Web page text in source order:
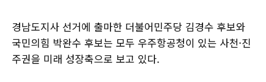
경남도지사 선거에 출마한 더불어민주당 김경수 후보와
국민의힘 박완수 후보는 모두 우주항공청이 있는 사천·진
주권을 미래 성장축으로 보고 있다.